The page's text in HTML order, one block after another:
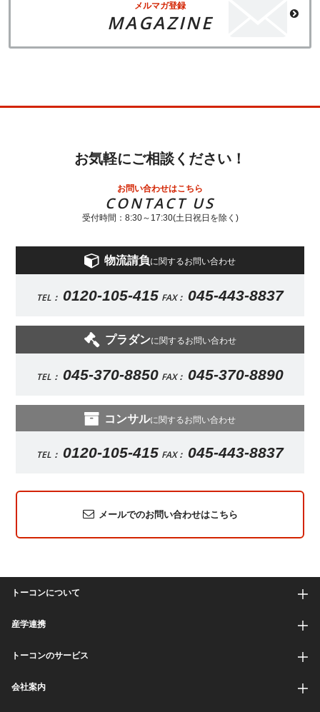
メルマガ登録
MAGAZINE
お気軽にご相談ください！
お問い合わせはこちら
CONTACT US
受付時間：8:30～17:30(土日祝日を除く)
物流請負に関するお問い合わせ
TEL： 0120-105-415 FAX： 045-443-8837
プラダンに関するお問い合わせ
TEL： 045-370-8850 FAX： 045-370-8890
コンサルに関するお問い合わせ
TEL： 0120-105-415 FAX： 045-443-8837
メールでのお問い合わせはこちら
トーコンについて
産学連携
トーコンのサービス
会社案内